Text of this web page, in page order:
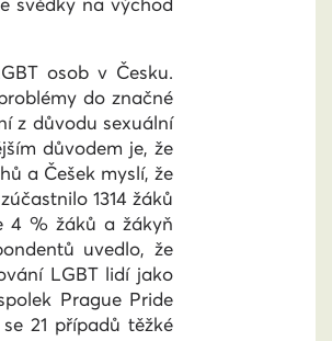
osob v Česku.
do značné
z důvodu sexuální
důvodem je, že
a Češek myslí, že
1314 žáků
4 % žáků a žákyň
uvedlo, že
LGBT lidí jako
Prague Pride
21 případů těžké